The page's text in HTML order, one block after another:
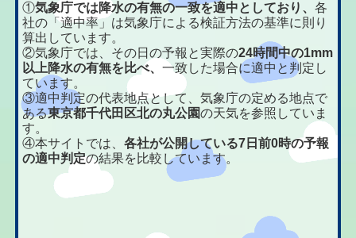
①気象庁では降水の有無の一致を適中としており、各
社の「適中率」は気象庁による検証方法の基準に則り
算出しています。
②気象庁では、その日の予報と実際の24時間中の1mm
以上降水の有無を比べ、一致した場合に適中と判定し
ています。
③適中判定の代表地点として、気象庁の定める地点で
ある東京都千代田区北の丸公園の天気を参照していま
す。
④本サイトでは、各社が公開している7日前0時の予報
の適中判定の結果を比較しています。